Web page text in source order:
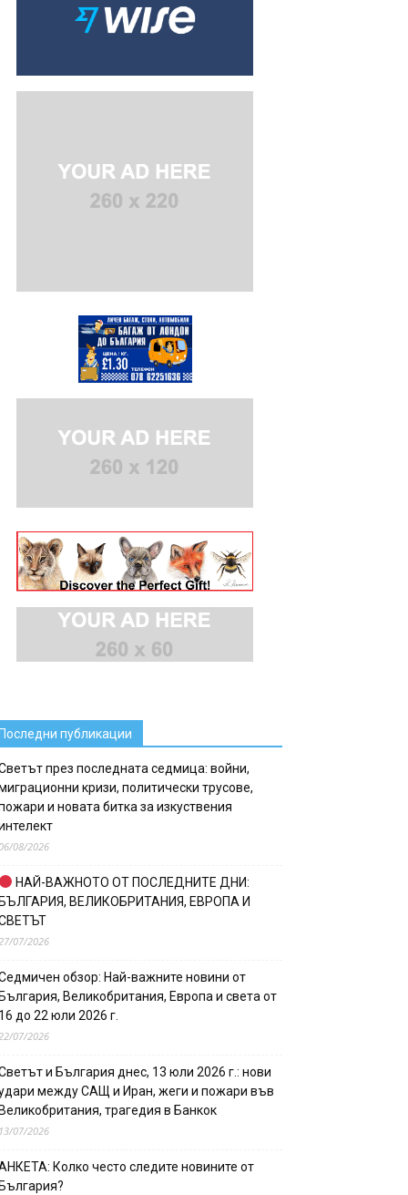
публикации
през последната седмица: войни,
кризи, политически трусове,
и новата битка за изкуствения
08/2026
НАЙ-ВАЖНОТО ОТ ПОСЛЕДНИТЕ ДНИ:
ВЕЛИКОБРИТАНИЯ, ЕВРОПА И
07/2026
обзор: Най-важните новини от
Великобритания, Европа и света от
до 22 юли 2026 г.
07/2026
и България днес, 13 юли 2026 г.: нови
между САЩ и Иран, жеги и пожари във
трагедия в Банкок
07/2026
Колко често следите новините от